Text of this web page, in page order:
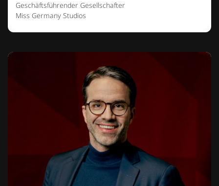
Geschäftsführender Gesellschafter
Miss Germany Studios